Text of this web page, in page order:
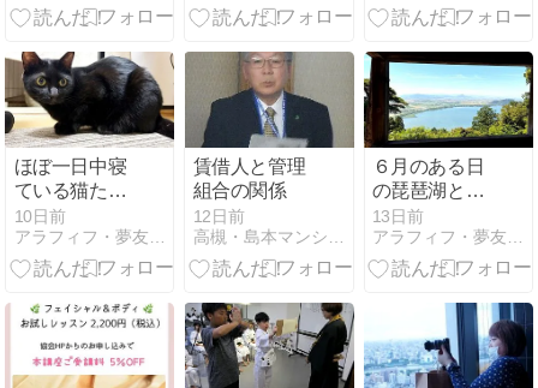
ことの一つは
ほぼ一日中寝
ている猫たち
が要求してく
るとき
10日前
賃借人と管理
組合の関係
12日前
６月のある日
の琵琶湖と長
命寺、湖西道
路で感じたこ
と
13日前